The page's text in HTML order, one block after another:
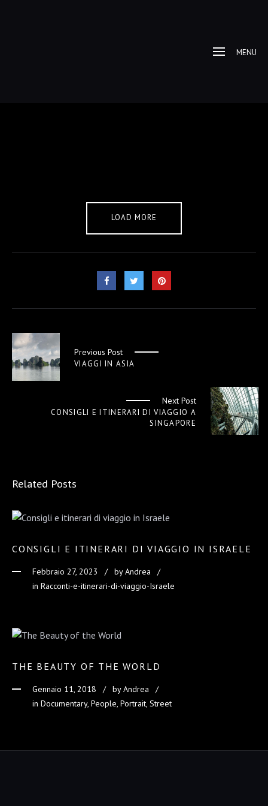
MENU
LOAD MORE
Previous Post
VIAGGI IN ASIA
Next Post
CONSIGLI E ITINERARI DI VIAGGIO A
SINGAPORE
Related Posts
CONSIGLI E ITINERARI DI VIAGGIO IN ISRAELE
Febbraio 27, 2023 byAndrea
in Racconti-e-itinerari-di-viaggio-Israele
THE BEAUTY OF THE WORLD
Gennaio 11, 2018 byAndrea
in Documentary, People, Portrait, Street